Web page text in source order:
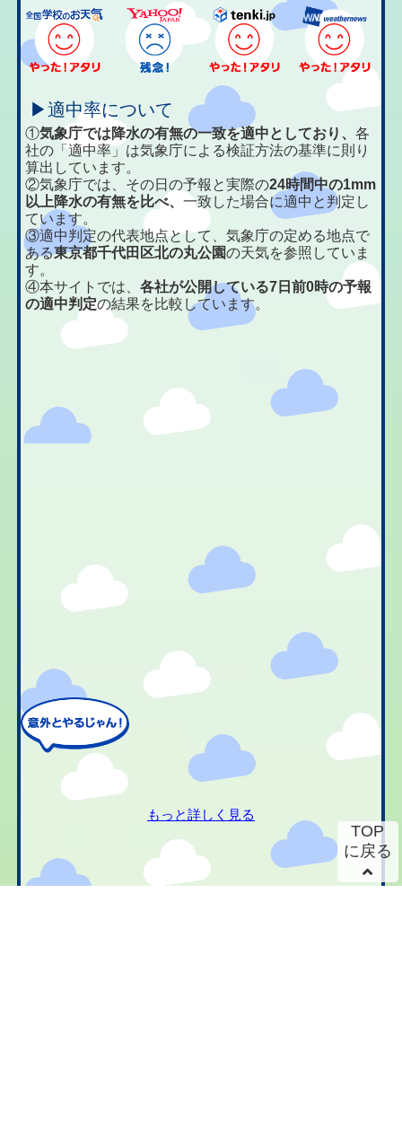
▶適中率について
①気象庁では降水の有無の一致を適中としており、各
社の「適中率」は気象庁による検証方法の基準に則り
算出しています。
②気象庁では、その日の予報と実際の24時間中の1mm
以上降水の有無を比べ、一致した場合に適中と判定し
ています。
③適中判定の代表地点として、気象庁の定める地点で
ある東京都千代田区北の丸公園の天気を参照していま
す。
④本サイトでは、各社が公開している7日前0時の予報
の適中判定の結果を比較しています。
もっと詳しく見る
TOP
に戻る